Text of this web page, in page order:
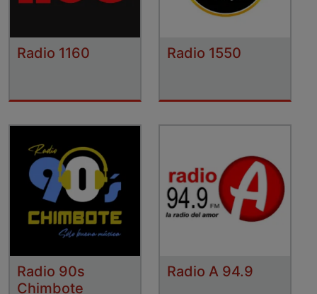
Radio 1160 Radio 1550
Radio 90s
Chimbote
Radio A 94.9